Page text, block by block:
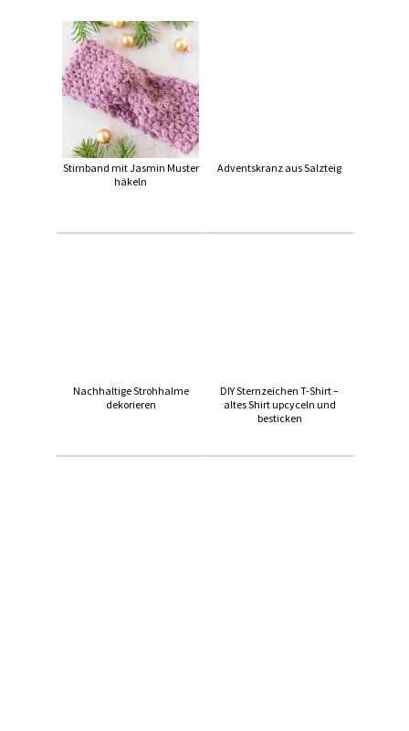
Stirnband mit Jasmin Muster
häkeln
Adventskranz aus Salzteig
Nachhaltige Strohhalme
dekorieren
DIY Sternzeichen T-Shirt –
altes Shirt upcyceln und
besticken